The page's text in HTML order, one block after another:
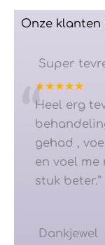
Onze klanten
Super
★★★★★
“
Heel erg
gehad ,
en voel
stuk beter.”
Dankjewel